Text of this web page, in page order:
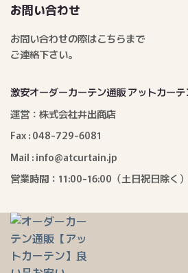
お問い合わせ
お問い合わせの際はこちらまで
ご連絡下さい。
激安オーダーカーテン通販 アットカーテ
運営：株式会社井出商店
Fax : 048-729-6081
Mail : info@atcurtain.jp
営業時間：11:00-16:00（土日祝日除く）